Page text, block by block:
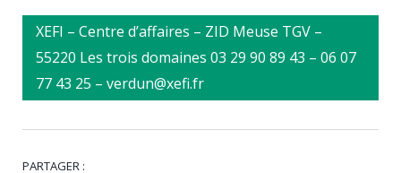
XEFI – Centre d’affaires – ZID Meuse TGV –
55220 Les trois domaines 03 29 90 89 43 – 06 07
77 43 25 – verdun@xefi.fr
PARTAGER :